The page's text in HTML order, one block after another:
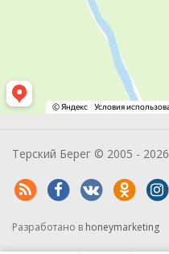
Терский Берег © 2005 - 2026
Разработано в honeymarketing